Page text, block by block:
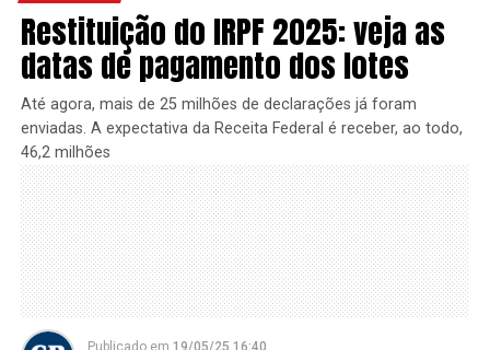
Restituição do IRPF 2025: veja as
datas de pagamento dos lotes
Até agora, mais de 25 milhões de declarações já foram
enviadas. A expectativa da Receita Federal é receber, ao todo,
46,2 milhões
Publicado em 19/05/25 16:40